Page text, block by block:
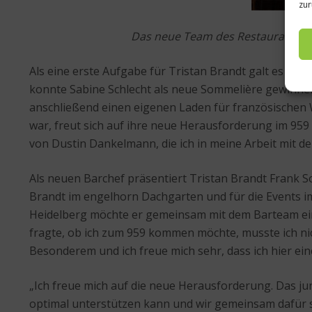
Das neue Team des Restaurant
Als eine erste Aufgabe für Tristan Brandt galt es u.
konnte Sabine Schlecht als neue Sommelière
anschließend einen eigenen Laden für
war, freut sich auf ihre neue Herausforderung im
von Dustin Dankelmann, die ich in meine Arbeit mit
Als neuen Barchef präsentiert Tristan Brandt Frank
Brandt im engelhorn Dachgarten und für die Events
Heidelberg möchte er gemeinsam mit dem Barteam
fragte, ob ich zum 959 kommen möchte, musste ich
Besonderem und ich freue mich sehr, dass ich hier
„Ich freue mich auf die neue Herausforderung. Das
optimal unterstützen kann und wir gemeinsam dafür